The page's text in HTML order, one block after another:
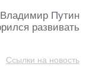
Путин
развивать
Ссылки на новость